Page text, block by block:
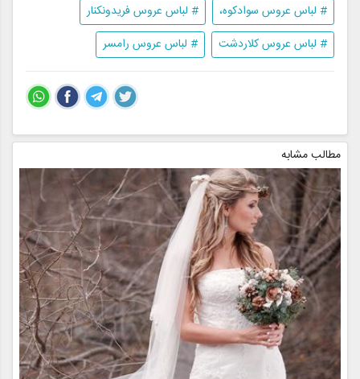
# لباس عروس سوادکوه،
# لباس عروس فریدونکنار
# لباس عروس کلاردشت
# لباس عروس رامسر
مطالب مشابه